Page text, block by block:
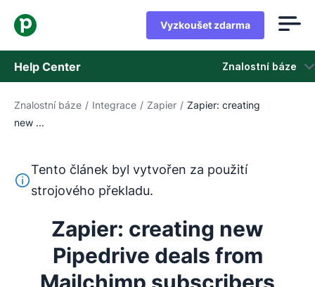
Vyzkoušet zdarma
Help Center Znalostní báze
Znalostní báze
Kontaktovat podporu
Znalostní báze / Integrace / Zapier / Zapier: creating
new ...
Tento text byl přeložen z angličtiny pomocí nástroje
Tento článek byl vytvořen za použití
strojového překladu.
Zapier: creating new
Pipedrive deals from